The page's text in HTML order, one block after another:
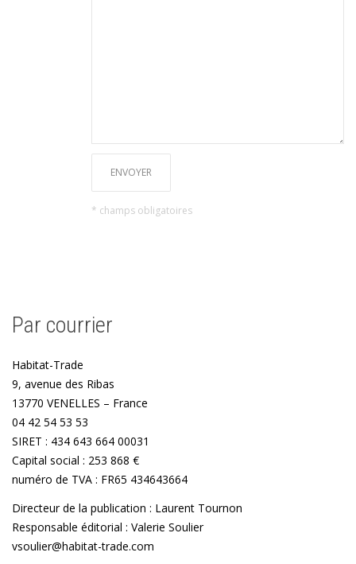
* champs obligatoires
Par courrier
Habitat-Trade
9, avenue des Ribas
13770 VENELLES – France
04 42 54 53 53
SIRET : 434 643 664 00031
Capital social : 253 868 €
numéro de TVA : FR65 434643664
Directeur de la publication : Laurent Tournon
Responsable éditorial : Valerie Soulier
vsoulier@habitat-trade.com